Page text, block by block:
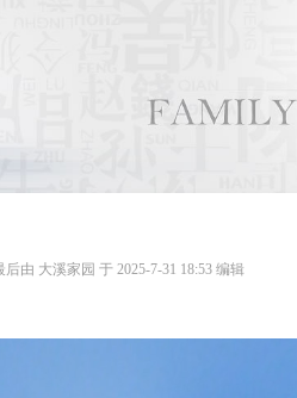
后由 大溪家园 于 2025-7-31 18:53 编辑